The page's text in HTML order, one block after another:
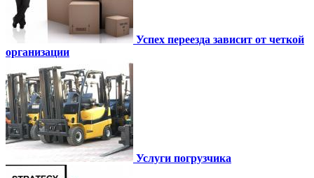
Успех переезда зависит от четкой
организации
Услуги погрузчика